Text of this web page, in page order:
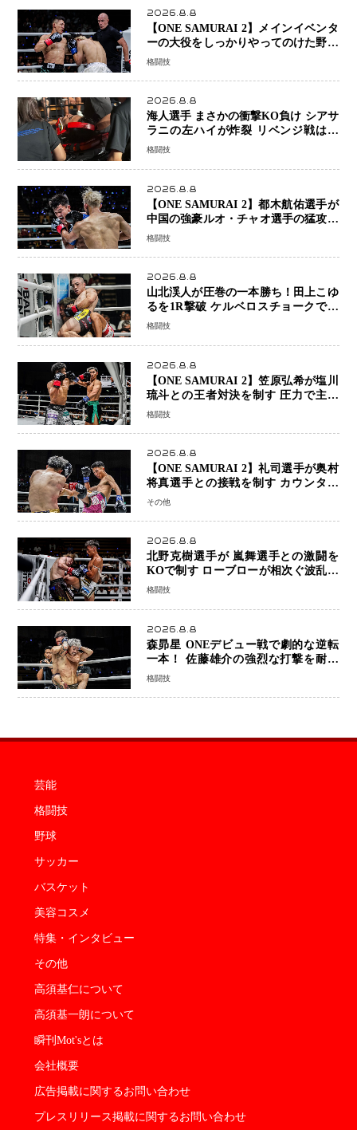
2026.8.8
【ONE SAMURAI 2】メインイベンタ
ーの大役をしっかりやってのけた野杁
正明が衝撃のリベンジ！ リウ・メン
格闘技
2026.8.8
海人選手 まさかの衝撃KO負け シアサ
ラニの左ハイが炸裂 リベンジ戦は一
瞬で決着
格闘技
2026.8.8
【ONE SAMURAI 2】都木航佑選手が
中国の強豪ルオ・チャオ選手の猛攻を
受けながらも的確な攻撃で応戦 最後
格闘技
2026.8.8
山北渓人が圧巻の一本勝ち！田上こゆ
るを1R撃破 ケルベロスチョークで存
在感を示す
格闘技
2026.8.8
【ONE SAMURAI 2】笠原弘希が塩川
琉斗との王者対決を制す 圧力で主導
権を握り判定勝利
格闘技
2026.8.8
【ONE SAMURAI 2】礼司選手が奥村
将真選手との接戦を制す カウンター
と正確な打撃で判定勝利
その他
2026.8.8
北野克樹選手が 嵐舞選手との激闘を
KOで制す ローブローが相次ぐ波乱の
展開…涙の勝利「生まれてくる娘のた
格闘技
2026.8.8
森昴星 ONEデビュー戦で劇的な逆転
一本！ 佐藤雄介の強烈な打撃を耐え
抜き、リアネイキッドチョークで勝利
格闘技
芸能
格闘技
野球
サッカー
バスケット
美容コスメ
特集・インタビュー
その他
高須基仁について
高須基一朗について
瞬刊Mot'sとは
会社概要
広告掲載に関するお問い合わせ
プレスリリース掲載に関するお問い合わせ